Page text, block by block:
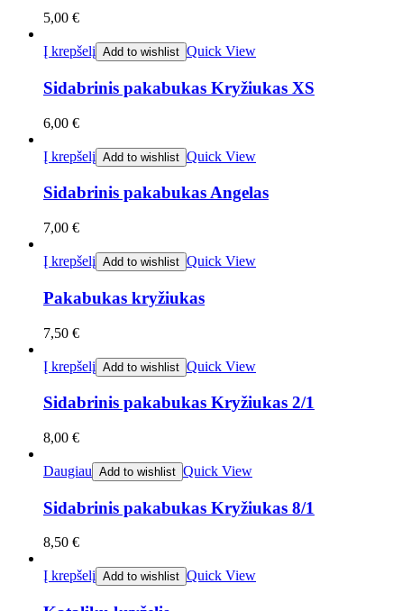
5,00 €
Į krepšelį Add to wishlist Quick View
Sidabrinis pakabukas Kryžiukas XS
6,00 €
Į krepšelį Add to wishlist Quick View
Sidabrinis pakabukas Angelas
7,00 €
Į krepšelį Add to wishlist Quick View
Pakabukas kryžiukas
7,50 €
Į krepšelį Add to wishlist Quick View
Sidabrinis pakabukas Kryžiukas 2/1
8,00 €
Daugiau Add to wishlist Quick View
Sidabrinis pakabukas Kryžiukas 8/1
8,50 €
Į krepšelį Add to wishlist Quick View